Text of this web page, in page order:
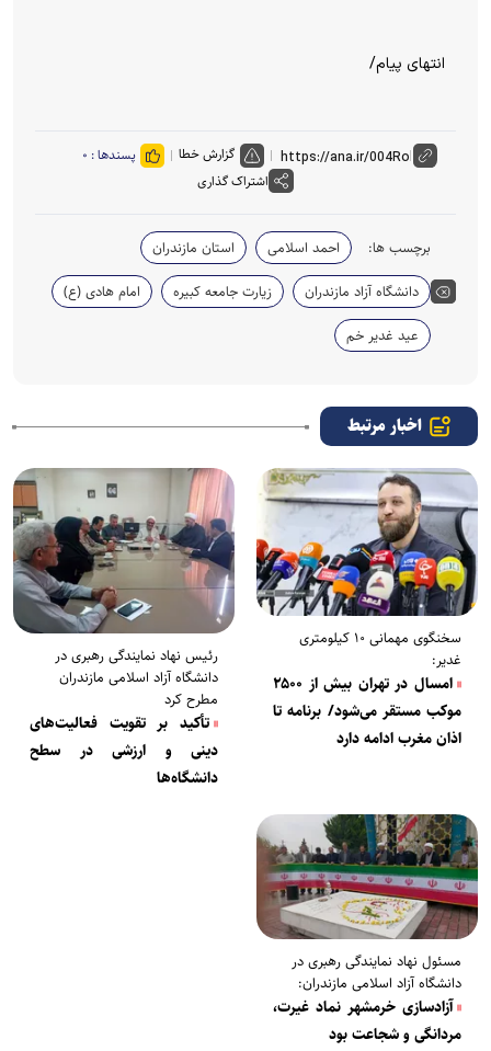
انتهای پیام/
گزارش خطا پسندها : ۰
اشتراک گذاری
برچسب ها: احمد اسلامی
استان مازندران
دانشگاه آزاد مازندران
زیارت جامعه کبیره
امام هادی (ع)
عید غدیر خم
اخبار مرتبط
سخنگوی مهمانی ۱۰ کیلومتری
غدیر:
امسال در تهران بیش از ۲۵۰۰
موکب مستقر می‌شود/ برنامه تا
اذان مغرب ادامه دارد
رئیس نهاد نمایندگی رهبری در
دانشگاه آزاد اسلامی مازندران
مطرح کرد
تأکید بر تقویت فعالیت‌های
دینی و ارزشی در سطح
دانشگاه‌ها
مسئول نهاد نمایندگی رهبری در
دانشگاه آزاد اسلامی مازندران:
آزادسازی خرمشهر نماد غیرت،
مردانگی و شجاعت بود